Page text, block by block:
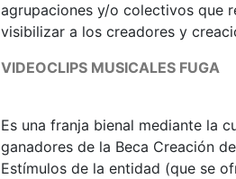
agrupaciones y/o colectivos que
visibilizar a los creadores y
VIDEOCLIPS MUSICALES FUGA
Es una franja bienal mediante la
ganadores de la Beca Creación
Estímulos de la entidad (que se